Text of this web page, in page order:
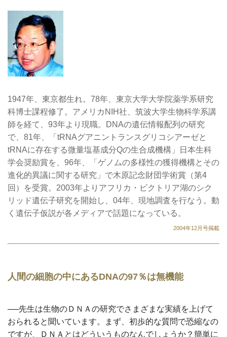
1947年、東京都生れ。78年、東京大学大学院薬学系研究
科博士課程修了。アメリカNIH社、筑波大学生物科学系講
師を経て、93年より現職。DNAの遺伝情報配列の研究
で、81年、「tRNAグアニントランスグリコシアーゼと
tRNAに存在する微量塩基成分Qの生合成機構」日本生科
学会奨励賞を、96年、「ゲノムの多様性の獲得機構とその
進化的異議に関する研究」で木原記念財団学術賞（第4
回）を受賞。2003年よりアフリカ・ビクトリア湖のシク
リッド遺伝子研究を開始し、04年、現地調査を行なう。動
く遺伝子仮説が各メディアで話題になっている。
2004年12月号掲載
人間の細胞の中にあるDNAの97％は無機能
──先生は生物のＤＮＡの研究でさまざまな実績を上げて
おられると聞いています。まず、初歩的な質問で恐縮なの
ですが、ＤＮＡとはどういうものなんでしょうか？簡単に